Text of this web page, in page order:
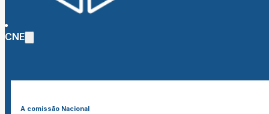
CNE
A comissão Nacional